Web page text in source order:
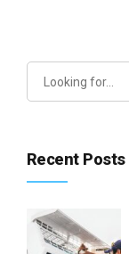
Recent Posts